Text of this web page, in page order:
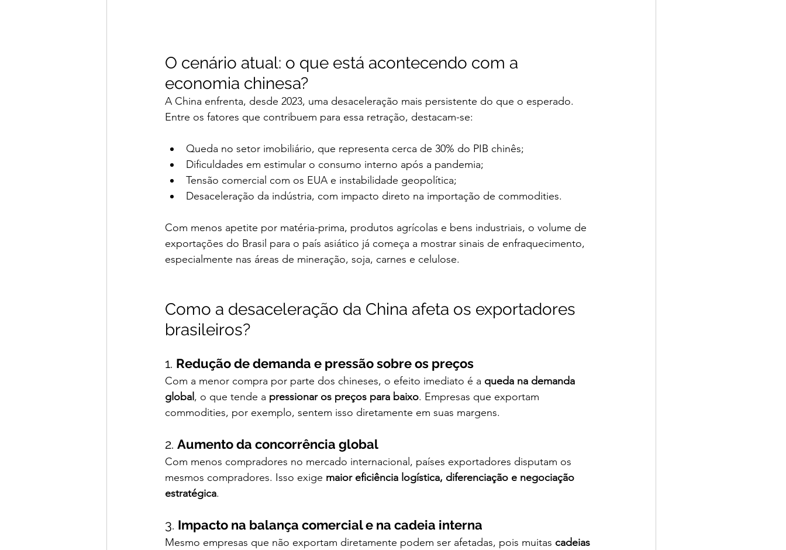
O cenário atual: o que está acontecendo com a
economia chinesa?
A China enfrenta, desde 2023, uma desaceleração mais persistente do que o esperado.
Entre os fatores que contribuem para essa retração, destacam-se:
Queda no setor imobiliário, que representa cerca de 30% do PIB chinês;
Dificuldades em estimular o consumo interno após a pandemia;
Tensão comercial com os EUA e instabilidade geopolítica;
Desaceleração da indústria, com impacto direto na importação de commodities.
Com menos apetite por matéria-prima, produtos agrícolas e bens industriais, o volume de
exportações do Brasil para o país asiático já começa a mostrar sinais de enfraquecimento,
especialmente nas áreas de mineração, soja, carnes e celulose.
Como a desaceleração da China afeta os exportadores
brasileiros?
1. Redução de demanda e pressão sobre os preços
Com a menor compra por parte dos chineses, o efeito imediato é a queda na demanda
global , o que tende a pressionar os preços para baixo. Empresas que exportam
commodities, por exemplo, sentem isso diretamente em suas margens.
2. Aumento da concorrência global
Com menos compradores no mercado internacional, países exportadores disputam os
mesmos compradores. Isso exige maior eficiência logística, diferenciação e negociação
estratégica.
3. Impacto na balança comercial e na cadeia interna
Mesmo empresas que não exportam diretamente podem ser afetadas, pois muitas cadeias